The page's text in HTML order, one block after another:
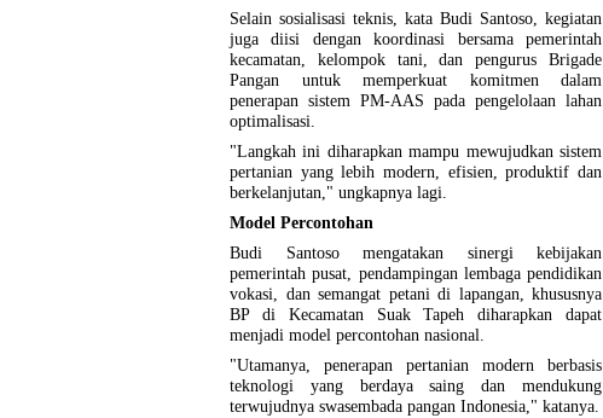
Selain sosialisasi teknis, kata Budi Santoso, kegiatan
juga diisi dengan koordinasi bersama pemerintah
kecamatan, kelompok tani, dan pengurus Brigade
Pangan untuk memperkuat komitmen dalam
penerapan sistem PM-AAS pada pengelolaan lahan
optimalisasi.
"Langkah ini diharapkan mampu mewujudkan sistem
pertanian yang lebih modern, efisien, produktif dan
berkelanjutan," ungkapnya lagi.
Model Percontohan
Budi Santoso mengatakan sinergi kebijakan
pemerintah pusat, pendampingan lembaga pendidikan
vokasi, dan semangat petani di lapangan, khususnya
BP di Kecamatan Suak Tapeh diharapkan dapat
menjadi model percontohan nasional.
"Utamanya, penerapan pertanian modern berbasis
teknologi yang berdaya saing dan mendukung
terwujudnya swasembada pangan Indonesia," katanya.